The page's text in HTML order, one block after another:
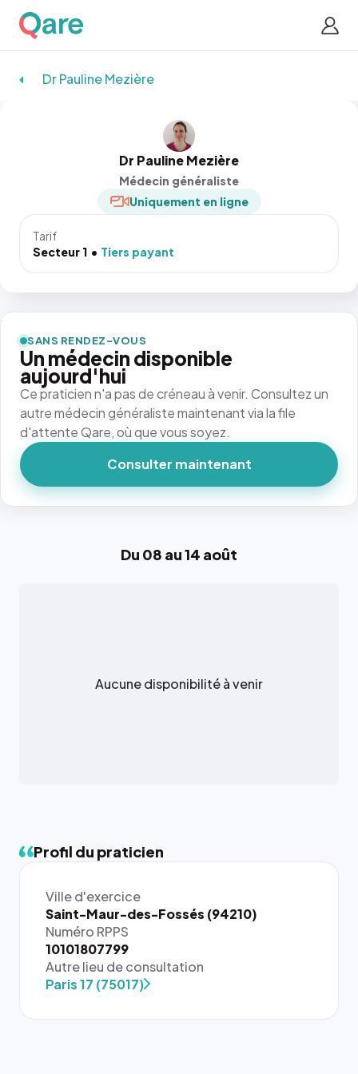
Dr Pauline Mezière
Dr Pauline Mezière
Médecin généraliste
Uniquement en ligne
Tarif
Secteur 1
Tiers payant
Du 08 au 14 août
Aucune disponibilité à venir
Profil du praticien
Ville d'exercice
Saint-Maur-des-Fossés (94210)
Numéro RPPS
10101807799
Autre lieu de consultation
Paris 17 (75017)
SANS RENDEZ-VOUS
Un médecin disponible
aujourd'hui
Ce praticien n'a pas de créneau à venir. Consultez un
autre médecin généraliste maintenant via la file
d'attente Qare, où que vous soyez.
Consulter maintenant
{# 40×40
: la taille
rendue par
`.profile-